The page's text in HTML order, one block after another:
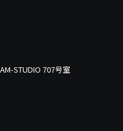
STUDIO 707号室